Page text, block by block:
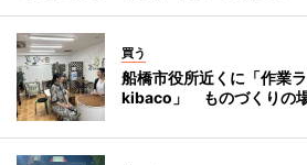
買う
船橋市役所近くに「作業
kibaco」 ものづくりの